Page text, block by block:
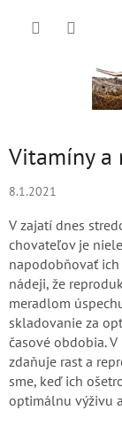
Vitamíny a
8.1.2021
V zajatí dnes
chovateľov je
napodobňovať
nádeji, že
meradlom
skladovanie za
časové obdobia.
zdaňuje rast a
sme, keď ich
optimálnu výživu